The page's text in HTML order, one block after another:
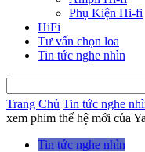
Phụ Kiện Hi-fi
HiFi
Tư vấn chọn loa
Tin tức nghe nhìn
Trang Chủ Tin tức nghe
xem phim thế hệ mới của
Tin tức nghe nhìn